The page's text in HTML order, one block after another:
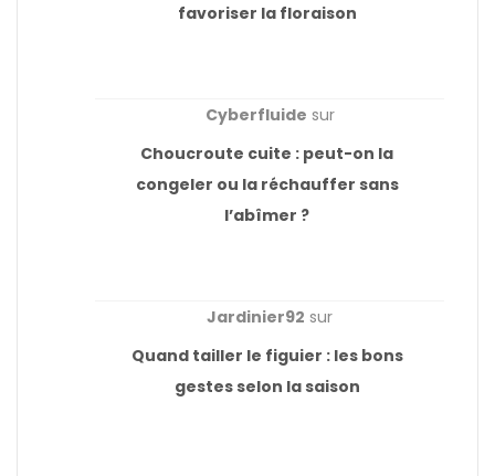
favoriser la floraison
Cyberfluide sur
Choucroute cuite : peut-on la
congeler ou la réchauffer sans
l’abîmer ?
Jardinier92 sur
Quand tailler le figuier : les bons
gestes selon la saison